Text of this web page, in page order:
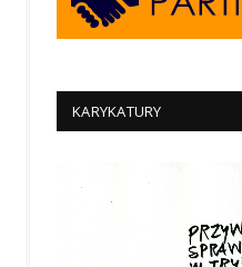
KARYKATURY